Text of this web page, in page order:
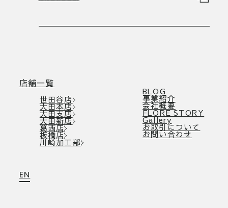
店舗一覧
世田谷店
大田本店
大田支店
大田新店
葛西店
板橋店
川崎加工部
BLOG
事業紹介
会社概要
FLORE STORY
Gallery
お取引について
お問い合わせ
EN